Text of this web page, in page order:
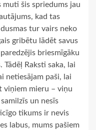
muti šis spriedums jau
kad tas
tur vairs neko
gribētu lādēt savus
briesmīgāku
Tādēļ Raksti saka, lai
netiesājam paši, lai
viņiem mieru – viņu
un nesīs
tikums ir nevis
labus, mums pašiem